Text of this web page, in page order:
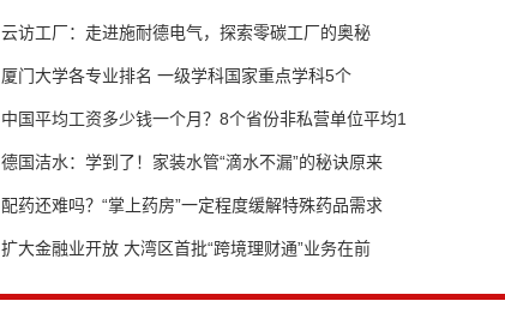
云访工厂：走进施耐德电气，探索零碳工厂的奥秘
厦门大学各专业排名 一级学科国家重点学科5个
中国平均工资多少钱一个月？8个省份非私营单位平均1
德国洁水：学到了！家装水管“滴水不漏”的秘诀原来
配药还难吗？“掌上药房”一定程度缓解特殊药品需求
扩大金融业开放 大湾区首批“跨境理财通”业务在前